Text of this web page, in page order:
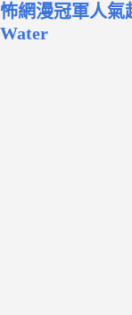
怖網漫冠軍人氣
Water